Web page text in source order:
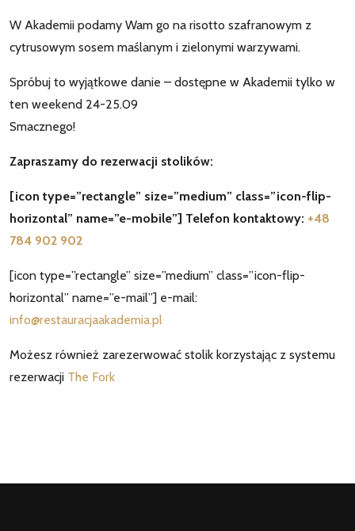
W Akademii podamy Wam go na risotto szafranowym z
cytrusowym sosem maślanym i zielonymi warzywami.
Spróbuj to wyjątkowe danie – dostępne w Akademii tylko w
ten weekend 24-25.09
Smacznego!
Zapraszamy do rezerwacji stolików:
[icon type=”rectangle” size=”medium” class=”icon-flip-
horizontal” name=”e-mobile”] Telefon kontaktowy: +48
784 902 902
[icon type=”rectangle” size=”medium” class=”icon-flip-
horizontal” name=”e-mail”] e-mail:
info@restauracjaakademia.pl
Możesz również zarezerwować stolik korzystając z systemu
rezerwacji The Fork